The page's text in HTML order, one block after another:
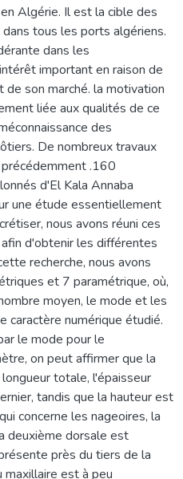
Algérie. Il est la cible des
tous les ports algériens.
dans les
important en raison de
son marché. la motivation
liée aux qualités de ce
des
De nombreux travaux
.160
d'El Kala Annaba
une étude essentiellement
nous avons réuni ces
d'obtenir les différentes
recherche, nous avons
et 7 paramétrique, où,
moyen, le mode et les
caractère numérique étudié.
le mode pour le
on peut affirmer que la
totale, l'épaisseur
tandis que la hauteur est
concerne les nageoires, la
deuxième dorsale est
près du tiers de la
est à peu